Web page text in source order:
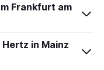
Frankfurt am
in Mainz